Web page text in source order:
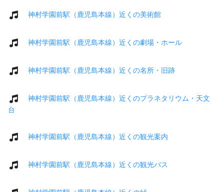
神村学園前駅（鹿児島本線）近くの美術館
神村学園前駅（鹿児島本線）近くの劇場・ホール
神村学園前駅（鹿児島本線）近くの名所・旧跡
神村学園前駅（鹿児島本線）近くのプラネタリウム・天文
台
神村学園前駅（鹿児島本線）近くの観光案内
神村学園前駅（鹿児島本線）近くの観光バス